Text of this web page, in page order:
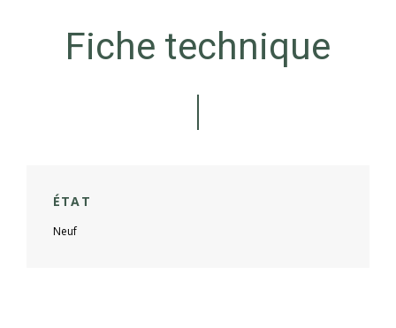
Fiche technique
ÉTAT
Neuf